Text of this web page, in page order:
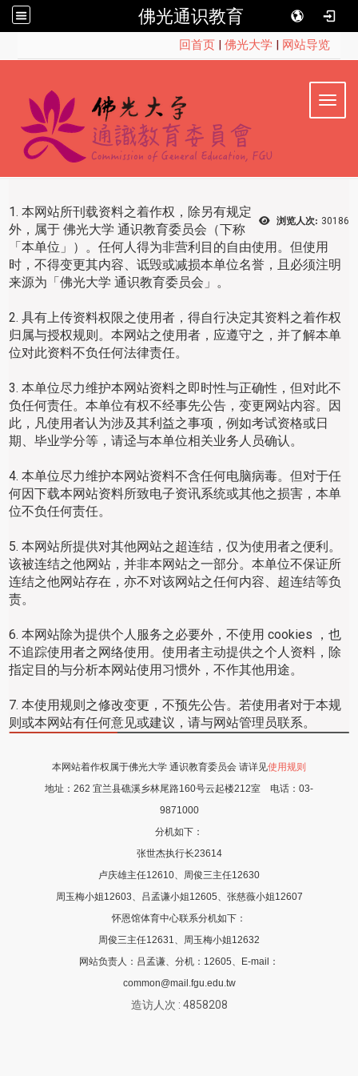
佛光通识教育
回首页| 佛光大学 | 网站导览
浏览人次: 30186
1. 本网站所刊载资料之着作权，除另有规定
外，属于 佛光大学 通识教育委员会（下称
「本单位」）。任何人得为非营利目的自由使用。但使用
时，不得变更其内容、诋毁或减损本单位名誉，且必须注明
来源为「佛光大学 通识教育委员会」。
2. 具有上传资料权限之使用者，得自行决定其资料之着作权
归属与授权规则。本网站之使用者，应遵守之，并了解本单
位对此资料不负任何法律责任。
3. 本单位尽力维护本网站资料之即时性与正确性，但对此不
负任何责任。本单位有权不经事先公告，变更网站内容。因
此，凡使用者认为涉及其利益之事项，例如考试资格或日
期、毕业学分等，请迳与本单位相关业务人员确认。
4. 本单位尽力维护本网站资料不含任何电脑病毒。但对于任
何因下载本网站资料所致电子资讯系统或其他之损害，本单
位不负任何责任。
5. 本网站所提供对其他网站之超连结，仅为使用者之便利。
该被连结之他网站，并非本网站之一部分。本单位不保证所
连结之他网站存在，亦不对该网站之任何内容、超连结等负
责。
6. 本网站除为提供个人服务之必要外，不使用 cookies ，也
不追踪使用者之网络使用。使用者主动提供之个人资料，除
指定目的与分析本网站使用习惯外，不作其他用途。
7. 本使用规则之修改变更，不预先公告。若使用者对于本规
则或本网站有任何意见或建议，请与网站管理员联系。
本网站着作权属于佛光大学 通识教育委员会 请详见使用规则
地址： 262 宜兰县礁溪乡林尾路160号云起楼212室 电话： 03-
9871000
分机如下：
张世杰执行长23614
卢庆雄主任12610、周俊三主任12630
周玉梅小姐12603、吕孟谦小姐12605、张慈薇小姐12607
怀恩馆体育中心联系分机如下：
周俊三主任12631、周玉梅小姐12632
网站负责人：吕孟谦、分机：12605、E-mail：
common@mail.fgu.edu.tw
造访人次 : 4858208